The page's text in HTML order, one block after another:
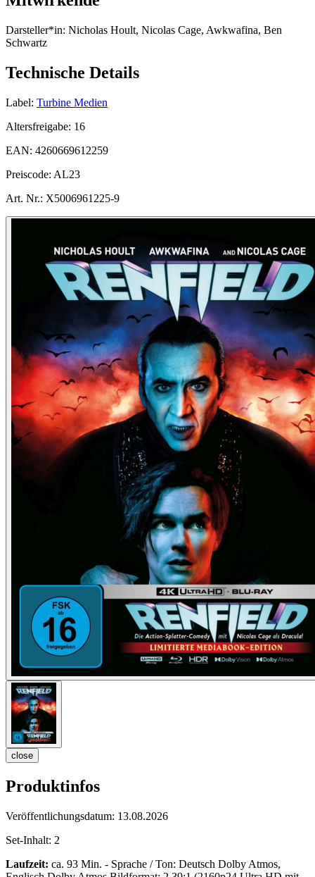
Darsteller*in: Nicholas Hoult, Nicolas Cage, Awkwafina, Ben
Schwartz
Technische Details
Label: Turbine Medien
Altersfreigabe: 16
EAN: 4260669612259
Preiscode: AL23
Art. Nr.: X5006961225-9
close
Produktinfos
Veröffentlichungsdatum: 13.08.2026
Set-Inhalt: 2
Laufzeit: ca. 93 Min. - Sprache / Ton: Deutsch Dolby Atmos,